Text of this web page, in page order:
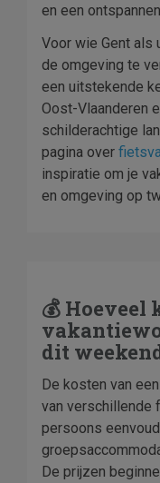
en een
Voor wie Gent als
de omgeving te
een uitstekende
Oost-Vlaanderen
schilderachtige
pagina over
inspiratie om je
en omgeving op
💰 Hoeveel
dit
De kosten van
van verschillende
persoons
De prijzen